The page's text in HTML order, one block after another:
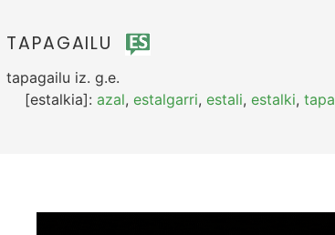
TAPAGAILU
tapagailu iz. g.e.
[estalkia]: azal, estalgarri, estali, estalki, tapa